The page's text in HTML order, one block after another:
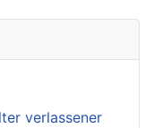
verlassener